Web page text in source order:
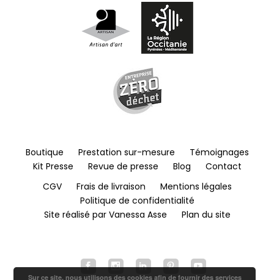
Boutique Prestation sur-mesure
Témoignages
Kit Presse
Revue de presse Blog
Contact
CGV
Frais de livraison
Mentions légales
Politique de confidentialité
Site réalisé par Vanessa Asse
Plan du site
Sur ce site, nous utilisons des cookies afin de fournir des services